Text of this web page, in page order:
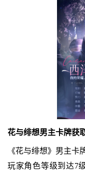
花与绯想男主卡牌获
《花与绯想》男主卡
玩家角色等级到达7